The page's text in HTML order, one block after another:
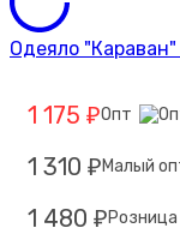
Одеяло
1 175 ₽Опт
1 310 ₽ Малый
1 480 ₽ Розница